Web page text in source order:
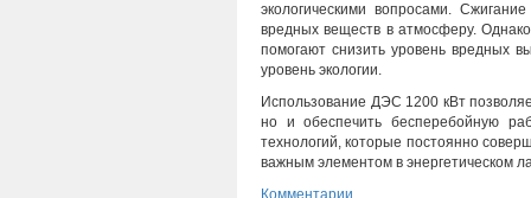
экологическими вопросами.
вредных веществ в атмосферу.
помогают снизить уровень вредных
уровень экологии.
Использование ДЭС 1200 кВт
но и обеспечить бесперебойную
технологий, которые постоянно
важным элементом в энергетическом
Комментарии